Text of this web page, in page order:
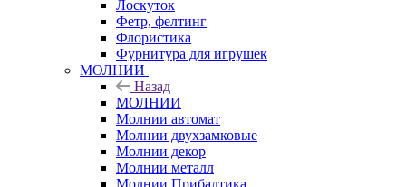
Лоскуток
Фетр, фелтинг
Флористика
Фурнитура для игрушек
МОЛНИИ
Назад
МОЛНИИ
Молнии автомат
Молнии двухзамковые
Молнии декор
Молнии металл
Молнии Прибалтика